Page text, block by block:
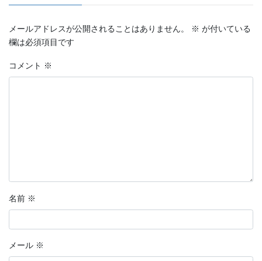
メールアドレスが公開されることはありません。 ※ が付いている
欄は必須項目です
コメント ※
名前 ※
メール ※